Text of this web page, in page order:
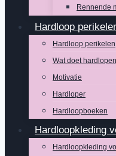
Rennende
Hardloop
Hardloop perikelen
Wat doet
Motivatie
Hardloper
Hardloopboeken
Hardloopkleding
Hardloopkleding